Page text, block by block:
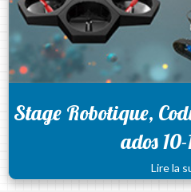
Stage Robotique,
ados
Lire la